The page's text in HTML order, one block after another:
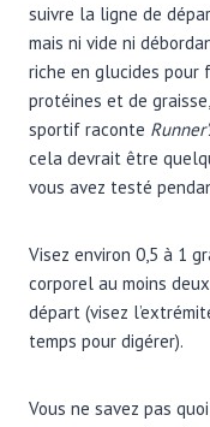
suivre la ligne de
mais ni vide ni
riche en glucides pour
protéines et de graisse,
sportif raconte
cela devrait être
vous avez testé
Visez environ 0,5 à 1
corporel au moins
départ (visez
temps pour digérer).
Vous ne savez pas